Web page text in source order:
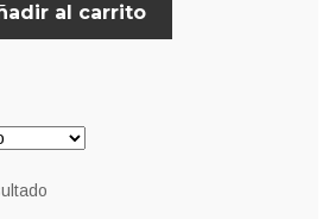
originalactual
al carrito